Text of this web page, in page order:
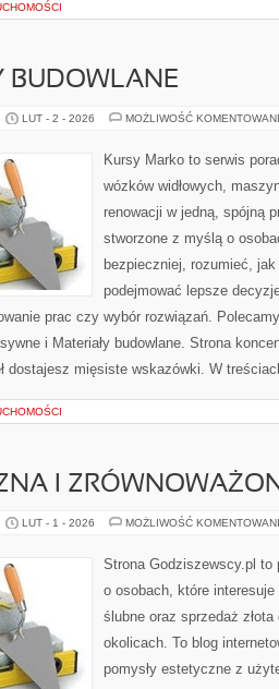
BUDOWLANE
LUT - 2 - 2026 MOŻLIWOŚĆ
Kursy Marko to serwis
wózków widłowych,
renowacji w jedną, spójną
stworzone z myślą o
bezpieczniej, rozumieć,
podejmować lepsze
prac czy wybór rozwiązań.
i Materiały budowlane. Strona
dostajesz mięsiste wskazówki. W
I
LUT - 1 - 2026 MOŻLIWOŚĆ
Strona Godziszewscy.pl to
o osobach, które
ślubne oraz sprzedaż
okolicach. To blog
pomysły estetyczne z